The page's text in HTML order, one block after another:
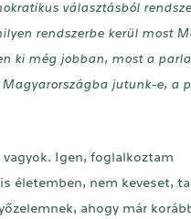
választásból
rendszerbe kerül most
ki még jobban, most a
jutunk-e, a
Igen, foglalkoztam
életemben, nem keveset,
ahogy már